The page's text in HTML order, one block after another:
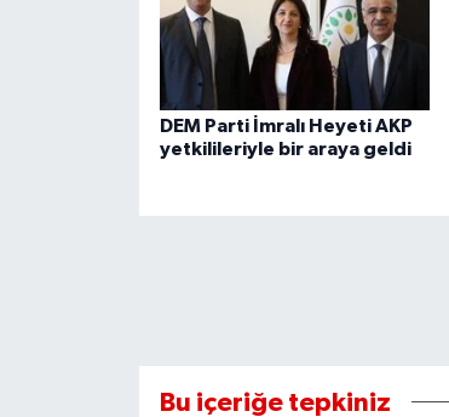
DEM Parti İmralı Heyeti AKP
yetkilileriyle bir araya geldi
Bu içeriğe tepkiniz